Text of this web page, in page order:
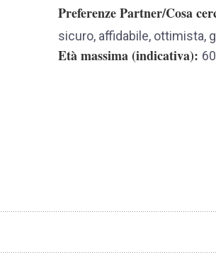
Preferenze Partner/Cosa
sicuro, affidabile, ottimista,
Età massima (indicativa)